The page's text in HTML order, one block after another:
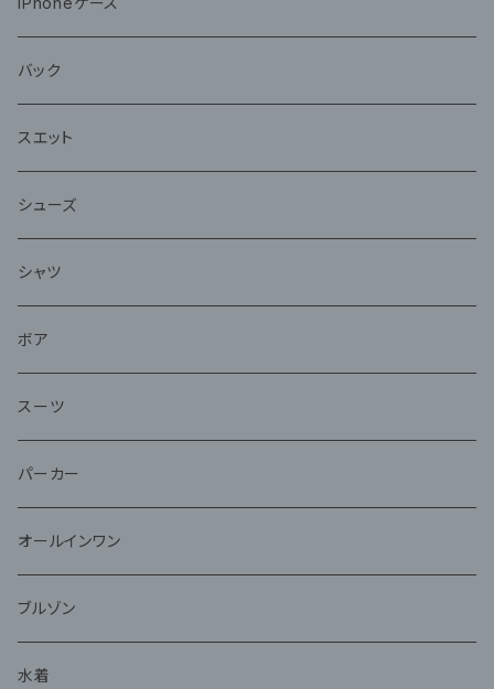
バック
スエット
シューズ
シャツ
ボア
スーツ
パーカー
オールインワン
ブルゾン
水着